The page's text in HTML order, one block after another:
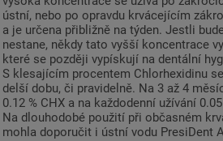
ústní, nebo po opravdu krvácejícím
a je určena přibližně na týden. Jestli
nestane, někdy tato vyšší koncentrace
které se později vypískují na dentální
S klesajícím procentem Chlorhexidinu
delší dobu, či pravidelně. Na 3 až 4
0.12 % CHX a na každodenní užívání
Na dlouhodobé použití při občasném
mohla doporučit i ústní vodu PresiDent